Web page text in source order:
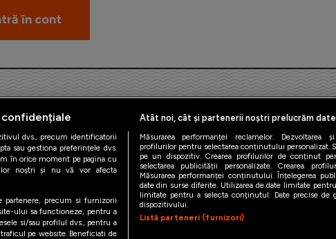
iAMsport.ro © 2026
Politica de utilizare Cookies Cine suntem
confidențiale
dvs., precum identificatorii
sau gestiona preferințele dvs.
în orice moment pe pagina cu
noștri și nu vă vor afecta
partenere, precum si furnizorii
ului sa functioneze, pentru a
si/sau profilul dvs., pentru a
pe website. Beneficiati de
Atât noi, cât și partenerii noștri prelucrăm
Măsurarea performanței reclamelor. Dezvoltarea
profilurilor pentru selectarea conținutului personalizat.
pe un dispozitiv. Crearea profilurilor de conținut
selectarea publicității personalizate. Crearea
Măsurarea performanței conținutului. Înțelegerea
date din surse diferite. Utilizarea de date limitate
limitate pentru a selecta conținutul. Date precise de
dispozitivului.
Listă parteneri (furnizori)